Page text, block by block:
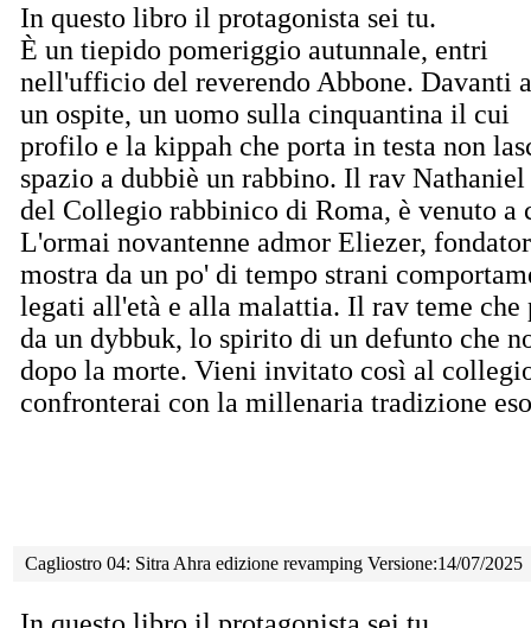
In questo libro il protagonista sei tu.
È un tiepido pomeriggio autunnale, entri
nell'ufficio del reverendo Abbone. Davanti
un ospite, un uomo sulla cinquantina il cui
profilo e la kippah che porta in testa non
spazio a dubbiè un rabbino. Il rav
del Collegio rabbinico di Roma, è venuto a
L'ormai novantenne admor Eliezer,
mostra da un po' di tempo strani
legati all'età e alla malattia. Il rav teme che
da un dybbuk, lo spirito di un defunto che
dopo la morte. Vieni invitato così al
confronterai con la millenaria tradizione
Cagliostro 04: Sitra Ahra edizione revamping Versione:14/07/2025